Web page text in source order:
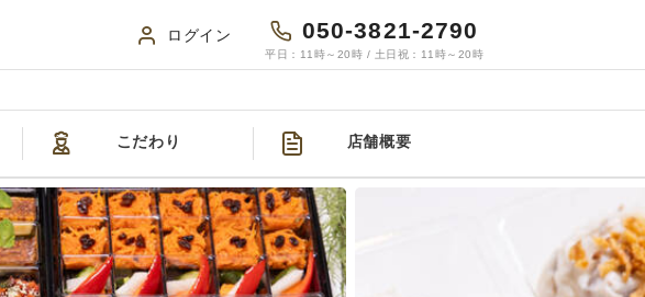
ログイン 050-3821-2790
平日：11時～20時 / 土日祝：11時～20時
こだわり 店舗概要